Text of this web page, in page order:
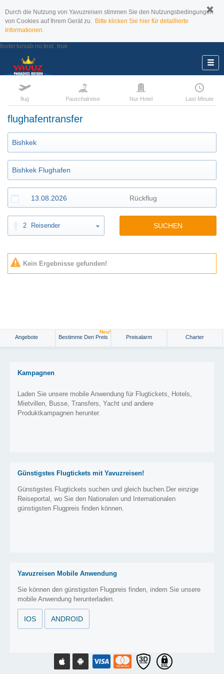
Durch die Nutzung von Yavuzreisen stimmen Sie den Nutzungsbedingungen
von Cookies auf Ihrem Gerät zu. Bitte klicken Sie hier für detaillierte
Informationen.
footer.tursab.no.text: true
flug Pauschalreise Nur Hotel Last Minute
flughafentransfer
2 Reisender SUCHEN
Kein Ergebnisse gefunden!
Angebote Bestimme Den Preis
Neu!
Preisalarm Charter
Kampagnen
Laden Sie unsere mobile Anwendung für Flugtickets, Hotels,
Mietvillen, Busse, Transfers, Yacht und andere
Produktkampagnen herunter.
Günstigstes Flugtickets mit Yavuzreisen!
Günstigstes Flugtickets suchen und gleich buchen.Der einzige
Reiseportal, wo Sie den Nationalen und Internationalen
günstigsten Flugpreis finden können.
Yavuzreisen Mobile Anwendung
Sie können den günstigsten Flugpreis finden, indem Sie unsere
mobile Anwendung herunterladen.
IOS ANDROID